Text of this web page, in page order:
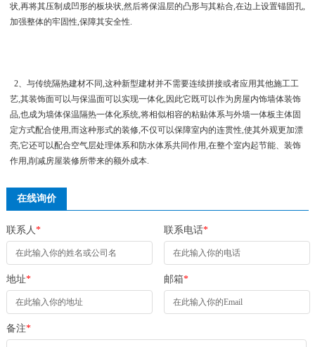
状,再将其压制成凹形的板块状,然后将保温层的凸形与其粘合,在边上设置锚固孔,
加强整体的牢固性,保障其安全性.
2、与传统隔热建材不同,这种新型建材并不需要连续拼接或者应用其他施工工
艺,其装饰面可以与保温面可以实现一体化,因此它既可以作为房屋内饰墙体装饰
品,也成为墙体保温隔热一体化系统,将相似相容的粘贴体系与外墙一体板主体固
定方式配合使用,而这种形式的装修,不仅可以保障室内的连贯性,使其外观更加漂
亮,它还可以配合空气层处理体系和防水体系共同作用,在整个室内起节能、装饰
作用,削减房屋装修所带来的额外成本.
在线询价
联系人 * 联系电话*
地址* 邮箱*
备注*